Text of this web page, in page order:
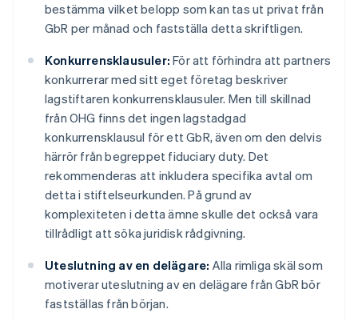
bestämma vilket belopp som kan tas ut privat från
GbR per månad och fastställa detta skriftligen.
Konkurrensklausuler: För att förhindra att partners
konkurrerar med sitt eget företag beskriver
lagstiftaren konkurrensklausuler. Men till skillnad
från OHG finns det ingen lagstadgad
konkurrensklausul för ett GbR, även om den delvis
härrör från begreppet fiduciary duty. Det
rekommenderas att inkludera specifika avtal om
detta i stiftelseurkunden. På grund av
komplexiteten i detta ämne skulle det också vara
tillrådligt att söka juridisk rådgivning.
Uteslutning av en delägare: Alla rimliga skäl som
motiverar uteslutning av en delägare från GbR bör
fastställas från början.